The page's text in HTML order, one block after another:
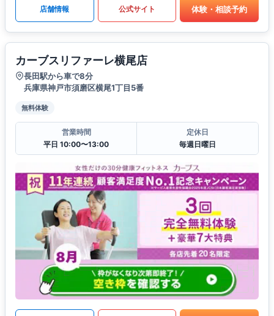
店舗情報 公式サイト 体験・相談予約
カーブスリファーレ横尾店
長田駅から車で8分
兵庫県神戸市須磨区横尾1丁目5番
無料体験
営業時間
平日 10:00〜13:00
定休日
毎週日曜日